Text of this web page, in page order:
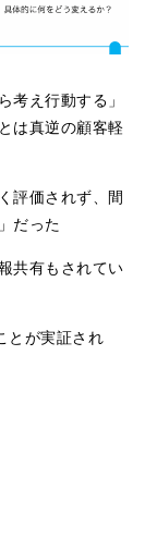
考え行動する」
は真逆の顧客軽
評価されず、間
だった
共有もされてい
とが実証され